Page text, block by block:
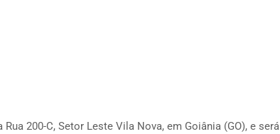
200-C, Setor Leste Vila Nova, em Goiânia (GO), e será